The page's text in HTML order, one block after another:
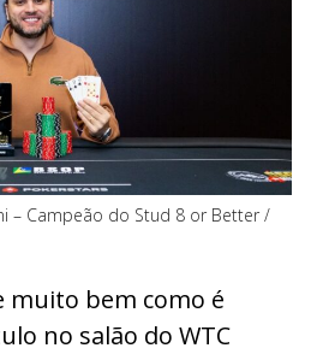
– Campeão do Stud 8 or Better /
muito bem como é
no salão do WTC